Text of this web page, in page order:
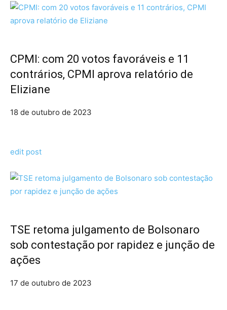
CPMI: com 20 votos favoráveis e 11
contrários, CPMI aprova relatório de
Eliziane
18 de outubro de 2023
edit post
TSE retoma julgamento de Bolsonaro
sob contestação por rapidez e junção de
ações
17 de outubro de 2023